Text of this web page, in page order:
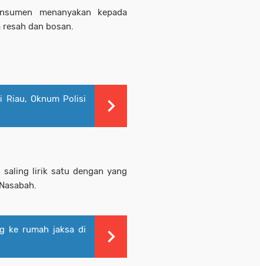
menanyakan kepada
dan bosan.
Riau, Oknum Polisi
saling lirik satu dengan yang
ke rumah jaksa di